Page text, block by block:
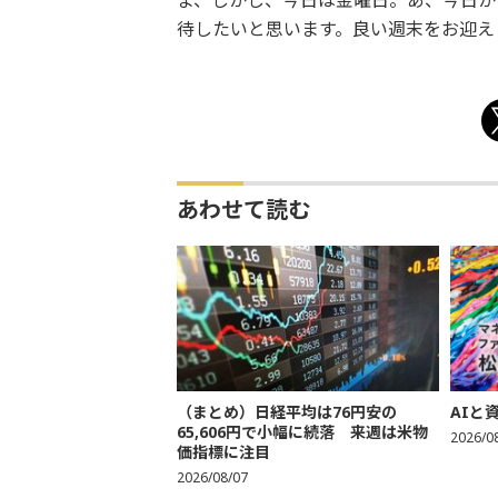
待したいと思います。良い週末をお迎
あわせて読む
（まとめ）日経平均は76円安の
65,606円で小幅に続落 来週は米物
価指標に注目
2026/08/07
AIと
2026/